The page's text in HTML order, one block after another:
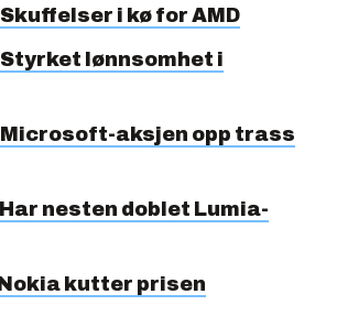
Skuffelser i kø for AMD
Styrket lønnsomhet i
Microsoft-aksjen opp trass
Har nesten doblet Lumia-
Nokia kutter prisen